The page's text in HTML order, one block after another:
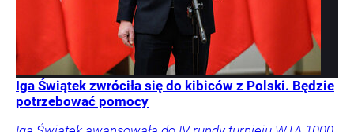
Iga Świątek zwróciła się do kibiców z Polski. Będzie
potrzebować pomocy